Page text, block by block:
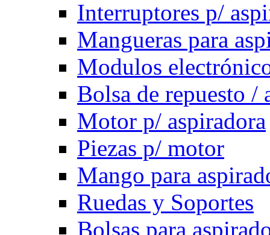
Interruptores p/
Mangueras para
Modulos
Bolsa de repuesto /
Motor p/ aspiradora
Piezas p/ motor
Mango para
Ruedas y Soportes
Bolsas para